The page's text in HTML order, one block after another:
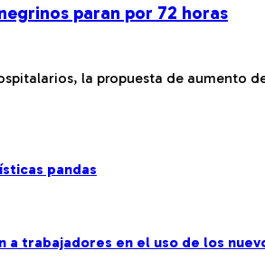
paran por 72 horas
la propuesta de aumento
pandas
a trabajadores en el uso de los